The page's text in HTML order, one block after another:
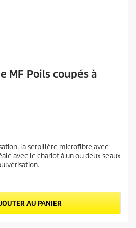
MF Poils coupés à
la serpillère microfibre avec
avec le chariot à un ou deux seaux
AU PANIER